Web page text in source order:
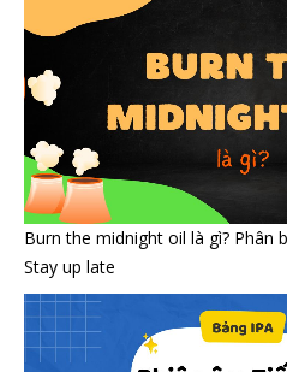
Burn the midnight oil là gì? Phân
Stay up late